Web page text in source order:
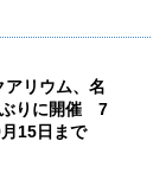
アリウム、名
りに開催 7
15日まで